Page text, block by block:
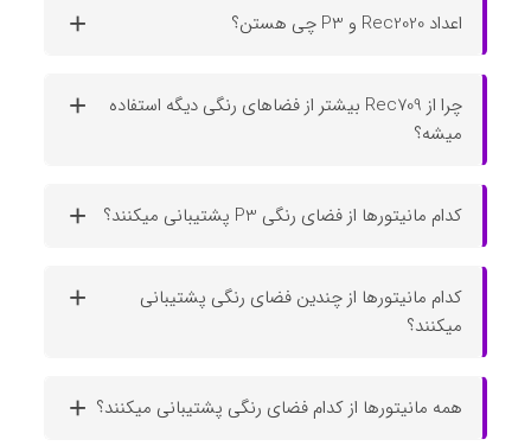
اعداد Rec2020 و P3 چی هستن؟
چرا از Rec709 بیشتر از فضاهای رنگی دیگه استفاده
میشه؟
کدام مانیتورها از فضای رنگی P3 پشتیبانی میکنند؟
کدام مانیتورها از چندین فضای رنگی پشتیبانی
میکنند؟
همه مانیتورها از کدام فضای رنگی پشتیبانی میکنند؟